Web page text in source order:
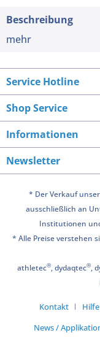
Beschreibung
mehr
Service Hotline
Shop Service
Informationen
Newsletter
* Der Verkauf
ausschließlich an
Institutionen
* Alle Preise verstehen
athletec®, dydaqtec®,
Kontakt
News /